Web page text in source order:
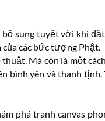
bổ sung tuyệt vời khi
của các bức tượng Phật.
Mà còn là một
bình yên và thanh
phá tranh canvas